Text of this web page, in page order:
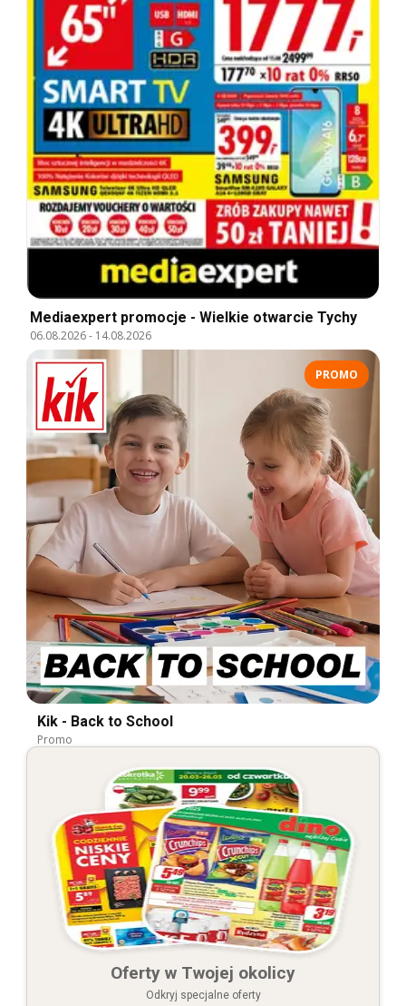
Mediaexpert promocje - Wielkie otwarcie Tychy
06.08.2026- 14.08.2026
PROMO
Kik - Back to School
Promo
Oferty w Twojej okolicy
Odkryj specjalne oferty